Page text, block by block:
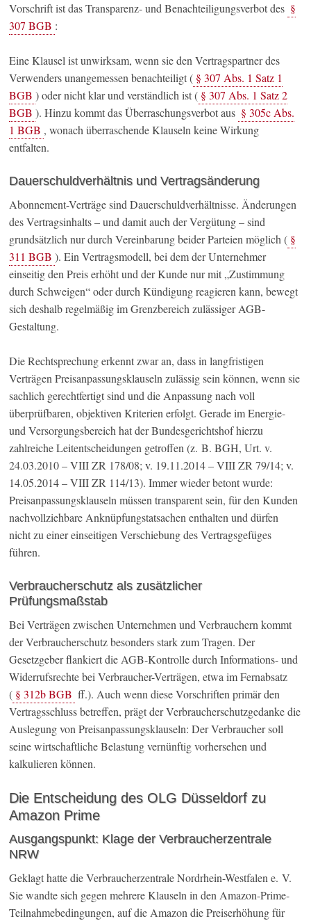
Vorschrift ist das Transparenz- und Benachteiligungsverbot des §
307 BGB :
Eine Klausel ist unwirksam, wenn sie den Vertragspartner des
Verwenders unangemessen benachteiligt ( § 307 Abs. 1 Satz 1
BGB ) oder nicht klar und verständlich ist ( § 307 Abs. 1 Satz 2
BGB ). Hinzu kommt das Überraschungsverbot aus § 305c Abs.
1 BGB , wonach überraschende Klauseln keine Wirkung
entfalten.
Dauerschuldverhältnis und Vertragsänderung
Abonnement-Verträge sind Dauerschuldverhältnisse. Änderungen
des Vertragsinhalts – und damit auch der Vergütung – sind
grundsätzlich nur durch Vereinbarung beider Parteien möglich ( §
311 BGB ). Ein Vertragsmodell, bei dem der Unternehmer
einseitig den Preis erhöht und der Kunde nur mit „Zustimmung
durch Schweigen“ oder durch Kündigung reagieren kann, bewegt
sich deshalb regelmäßig im Grenzbereich zulässiger AGB-
Gestaltung.
Die Rechtsprechung erkennt zwar an, dass in langfristigen
Verträgen Preisanpassungsklauseln zulässig sein können, wenn sie
sachlich gerechtfertigt sind und die Anpassung nach voll
überprüfbaren, objektiven Kriterien erfolgt. Gerade im Energie-
und Versorgungsbereich hat der Bundesgerichtshof hierzu
zahlreiche Leitentscheidungen getroffen (z. B. BGH, Urt. v.
24.03.2010 – VIII ZR 178/08; v. 19.11.2014 – VIII ZR 79/14; v.
14.05.2014 – VIII ZR 114/13). Immer wieder betont wurde:
Preisanpassungsklauseln müssen transparent sein, für den Kunden
nachvollziehbare Anknüpfungstatsachen enthalten und dürfen
nicht zu einer einseitigen Verschiebung des Vertragsgefüges
führen.
Verbraucherschutz als zusätzlicher
Prüfungsmaßstab
Bei Verträgen zwischen Unternehmen und Verbrauchern kommt
der Verbraucherschutz besonders stark zum Tragen. Der
Gesetzgeber flankiert die AGB-Kontrolle durch Informations- und
Widerrufsrechte bei Verbraucher-Verträgen, etwa im Fernabsatz
( § 312b BGB ff.). Auch wenn diese Vorschriften primär den
Vertragsschluss betreffen, prägt der Verbraucherschutzgedanke die
Auslegung von Preisanpassungsklauseln: Der Verbraucher soll
seine wirtschaftliche Belastung vernünftig vorhersehen und
kalkulieren können.
Die Entscheidung des OLG Düsseldorf zu
Amazon Prime
Ausgangspunkt: Klage der Verbraucherzentrale
NRW
Geklagt hatte die Verbraucherzentrale Nordrhein-Westfalen e. V.
Sie wandte sich gegen mehrere Klauseln in den Amazon-Prime-
Teilnahmebedingungen, auf die Amazon die Preiserhöhung für